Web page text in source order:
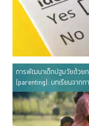
การพัฒนาเด็กปฐมวัยด้วย
(parenting): บทเรียนจาก